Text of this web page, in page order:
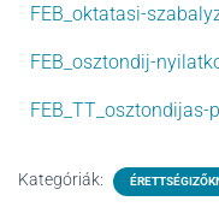
FEB_oktatasi-
FEB_osztondij-
FEB_TT_osztondijas-
Kategóriák: